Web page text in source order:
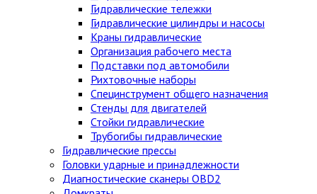
Гидравлические тележки
Гидравлические цилиндры и насосы
Краны гидравлические
Организация рабочего места
Подставки под автомобили
Рихтовочные наборы
Специнструмент общего назначения
Стенды для двигателей
Стойки гидравлические
Трубогибы гидравлические
Гидравлические прессы
Головки ударные и принадлежности
Диагностические сканеры OBD2